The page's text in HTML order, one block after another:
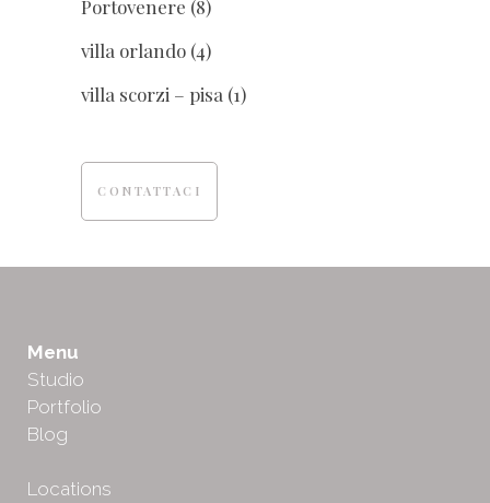
Portovenere (8)
villa orlando (4)
villa scorzi – pisa (1)
CONTATTACI
Menu
Studio
Portfolio
Blog
Locations